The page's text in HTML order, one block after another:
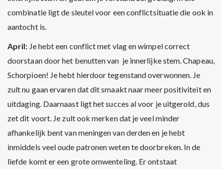
combinatie ligt de sleutel voor een conflictsituatie die ook in
aantocht is.
April: Je hebt een conflict met vlag en wimpel correct
doorstaan door het benutten van je innerlijke stem. Chapeau,
Schorpioen! Je hebt hierdoor tegenstand overwonnen. Je
zult nu gaan ervaren dat dit smaakt naar meer positiviteit en
uitdaging. Daarnaast ligt het succes al voor je uitgerold, dus
zet dit voort. Je zult ook merken dat je veel minder
afhankelijk bent van meningen van derden en je hebt
inmiddels veel oude patronen weten te doorbreken. In de
liefde komt er een grote omwenteling. Er ontstaat